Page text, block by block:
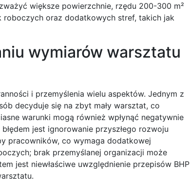
większe powierzchnie, rzędu 200-300 m²
roboczych oraz dodatkowych stref, takich jak
wymiarów warsztatu
i przemyślenia wielu aspektów. Jednym z
decyduje się na zbyt mały warsztat, co
warunki mogą również wpłynąć negatywnie
jest ignorowanie przyszłego rozwoju
pracowników, co wymaga dodatkowej
brak przemyślanej organizacji może
jest niewłaściwe uwzględnienie przepisów BHP